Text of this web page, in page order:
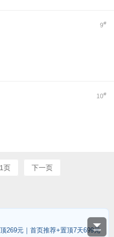
9#
10#
页 下一页
269元｜首页推荐+置顶7天699元